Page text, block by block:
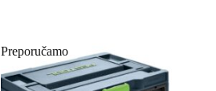
Preporučamo